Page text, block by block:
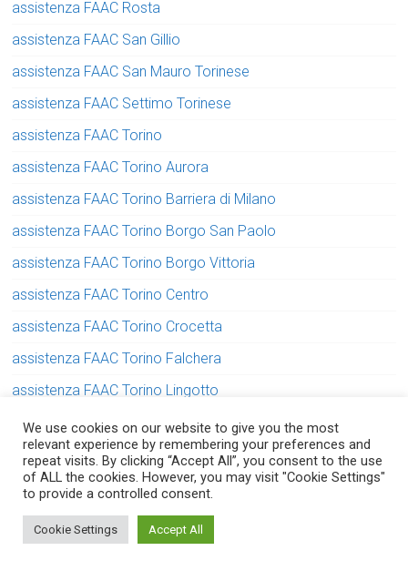
assistenza FAAC Rosta
assistenza FAAC San Gillio
assistenza FAAC San Mauro Torinese
assistenza FAAC Settimo Torinese
assistenza FAAC Torino
assistenza FAAC Torino Aurora
assistenza FAAC Torino Barriera di Milano
assistenza FAAC Torino Borgo San Paolo
assistenza FAAC Torino Borgo Vittoria
assistenza FAAC Torino Centro
assistenza FAAC Torino Crocetta
assistenza FAAC Torino Falchera
assistenza FAAC Torino Lingotto
assistenza FAAC Torino Lucento
assistenza FAAC Torino Madonna di Campagna
assistenza FAAC Torino Mirafiori
assistenza FAAC Torino Parella
We use cookies on our website to give you the most
relevant experience by remembering your preferences and
repeat visits. By clicking “Accept All”, you consent to the use
of ALL the cookies. However, you may visit "Cookie Settings"
to provide a controlled consent.
Cookie Settings Accept All
Serve aiuto? Chiedi con fiducia!